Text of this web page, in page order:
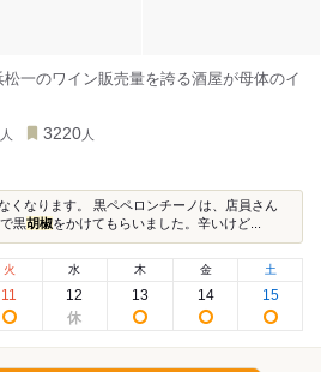
一のワイン販売量を誇る酒屋が母体のイ
人 3220 人
くなります。 黒ペペロンチーノは、店員さん
黒胡椒をかけてもらいました。辛いけど...
火
11
水
12
木
13
金
14
土
15